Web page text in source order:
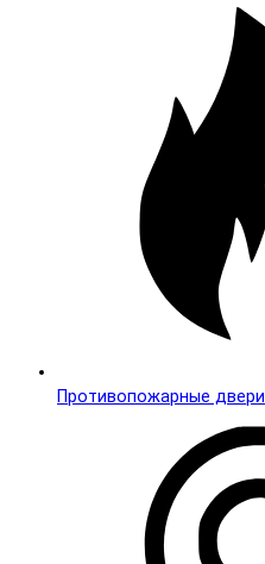
Противопожарные двери